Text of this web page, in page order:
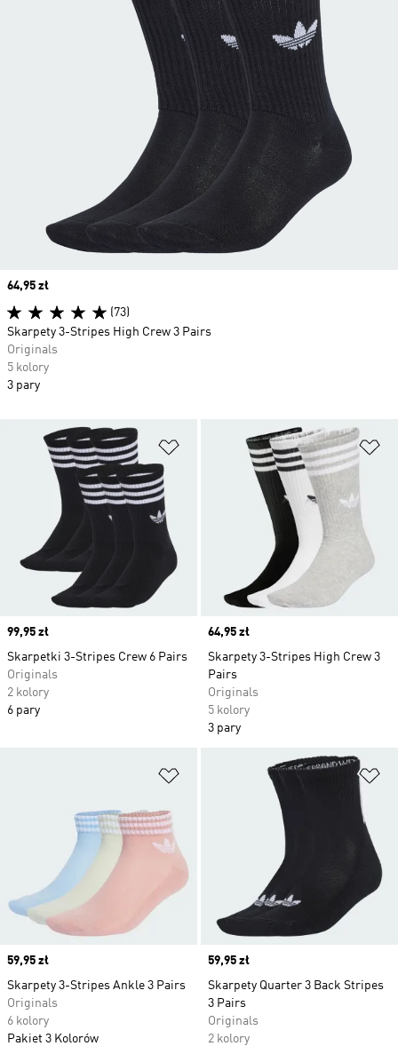
Dodaj do listy życzeń
Price
99,95 zł
Skarpetki 3-Stripes Crew 6 Pairs
Originals
2 kolory
6 pary
Price
64,95 zł
Skarpety 3-Stripes High Crew 3
Pairs
Originals
5 kolory
3 pary
Dodaj do listy życzeń
Price
59,95 zł
Skarpety 3-Stripes Ankle 3 Pairs
Originals
6 kolory
Pakiet 3 Kolorów
Price
59,95 zł
Skarpety Quarter 3 Back Stripes
3 Pairs
Originals
2 kolory
Price
64,95 zł
(73)
Skarpety 3-Stripes High Crew 3 Pairs
Originals
5 kolory
3 pary